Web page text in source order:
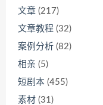
文章 (217)
文章教程 (32)
案例分析 (82)
相亲 (5)
短剧本 (455)
素材 (31)